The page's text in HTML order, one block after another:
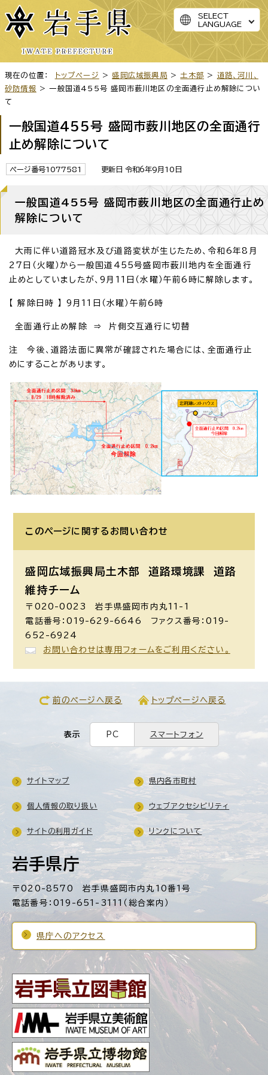
SELECT
LANGUAGE
現在の位置： トップページ >盛岡広域振興局 > 土木部 > 道路、河川、
砂防情報 > 一般国道455号 盛岡市薮川地区の全面通行止め解除につい
て
一般国道455号 盛岡市薮川地区の全面通行
止め解除について
ページ番号1077581 更新日 令和6年9月10日
一般国道455号 盛岡市薮川地区の全面通行止め
解除について
大雨に伴い道路冠水及び道路変状が生じたため、令和6年8月
27日（火曜）から一般国道455号盛岡市薮川地内を全面通行
止めとしていましたが、9月11日（水曜）午前6時に解除します。
【 解除日時 】 9月11日（水曜）午前6時
全面通行止め解除 ⇒ 片側交互通行に切替
注 今後、道路法面に異常が確認された場合には、全面通行止
めにすることがあります。
このページに関する お問い合わせ
盛岡広域振興局土木部 道路環境課
道路
維持チーム
〒020-0023 岩手県盛岡市内丸11-1
電話番号：019-629-6646 ファクス番号：019-
652-6924
お問い合わせは専用フォームをご利用ください。
前のページへ戻る トップページへ戻る
表示 PC スマートフォン
岩手県庁
〒020-8570 岩手県盛岡市内丸10番1号
電話番号：019-651-3111（総合案内）
県庁へのアクセス
サイトマップ 県内各市町村
個人情報の取り扱い ウェブアクセシビリティ
サイトの利用ガイド リンクについて